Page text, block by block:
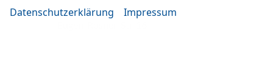
Datenschutzerklärung Impressum